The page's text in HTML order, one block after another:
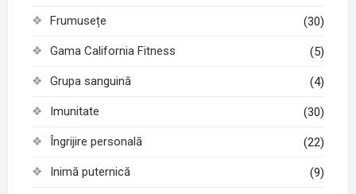
Frumusețe (30)
Gama California Fitness (5)
Grupa sanguină (4)
Imunitate (30)
Îngrijire personală (22)
Inimă puternică (9)